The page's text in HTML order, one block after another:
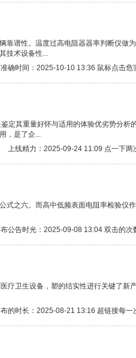
靠谱性。温度过高电阻器器率判断仪做
技术设备性...
确时间：2025-10-10 13:36 鼠标点击危
定其重量好怀与适用的体验优劣势分析
，是了企...
上线精力：2025-09-24 11:09 点一下两
式之六。而高中低频表面电阻率检验仪
公告时光：2025-09-08 13:04 双击的次
疗卫生设备，塑的结实性进行关键了新
的时长：2025-08-21 13:16 超链接每一